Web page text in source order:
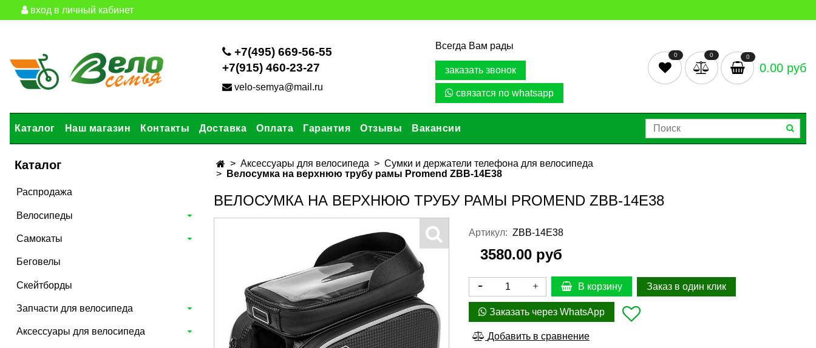
вход в личный кабинет
+7(495) 669-56-55
+7(915) 460-23-27
velo-semya@mail.ru
Всегда Вам рады
заказать звонок
связатся по whatsapp
0 0 0
0.00 руб
Каталог Наш магазин Контакты Доставка Оплата Гарантия Отзывы Вакансии
Каталог
Распродажа
Велосипеды
Самокаты
Беговелы
Скейтборды
Запчасти для велосипеда
Аксессуары для велосипеда
Аксессуары для велосипеда
Сумки и держатели телефона для велосипеда
Велосумка на верхнюю трубу рамы Promend ZBB-14E38
ВЕЛОСУМКА НА ВЕРХНЮЮ ТРУБУ РАМЫ PROMEND ZBB-14E38
Артикул: ZBB-14E38
3580.00 руб
В корзину Заказ в один клик
Заказать через WhatsApp
Добавить в сравнение